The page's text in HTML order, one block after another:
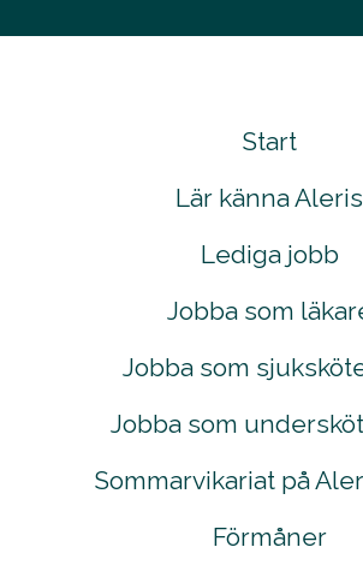
Start
Lär känna Aleris
Lediga jobb
Jobba som
Jobba som
Jobba som
Sommarvikariat på
Förmåner